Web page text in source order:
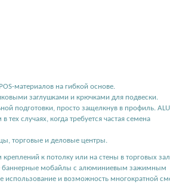
материалов на гибкой основе.
заглушками и крючками для подвески.
подготовки, просто защелкнув в профиль.
случаях, когда требуется частая семена
торговые и деловые центры.
к потолку или на стены в торговых
баннерные мобайлы с алюминиевым зажимным
и возможность многократной